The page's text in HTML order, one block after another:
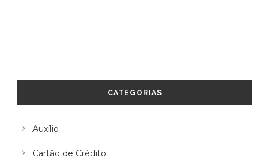
CATEGORIAS
Auxílio
Cartão de Crédito